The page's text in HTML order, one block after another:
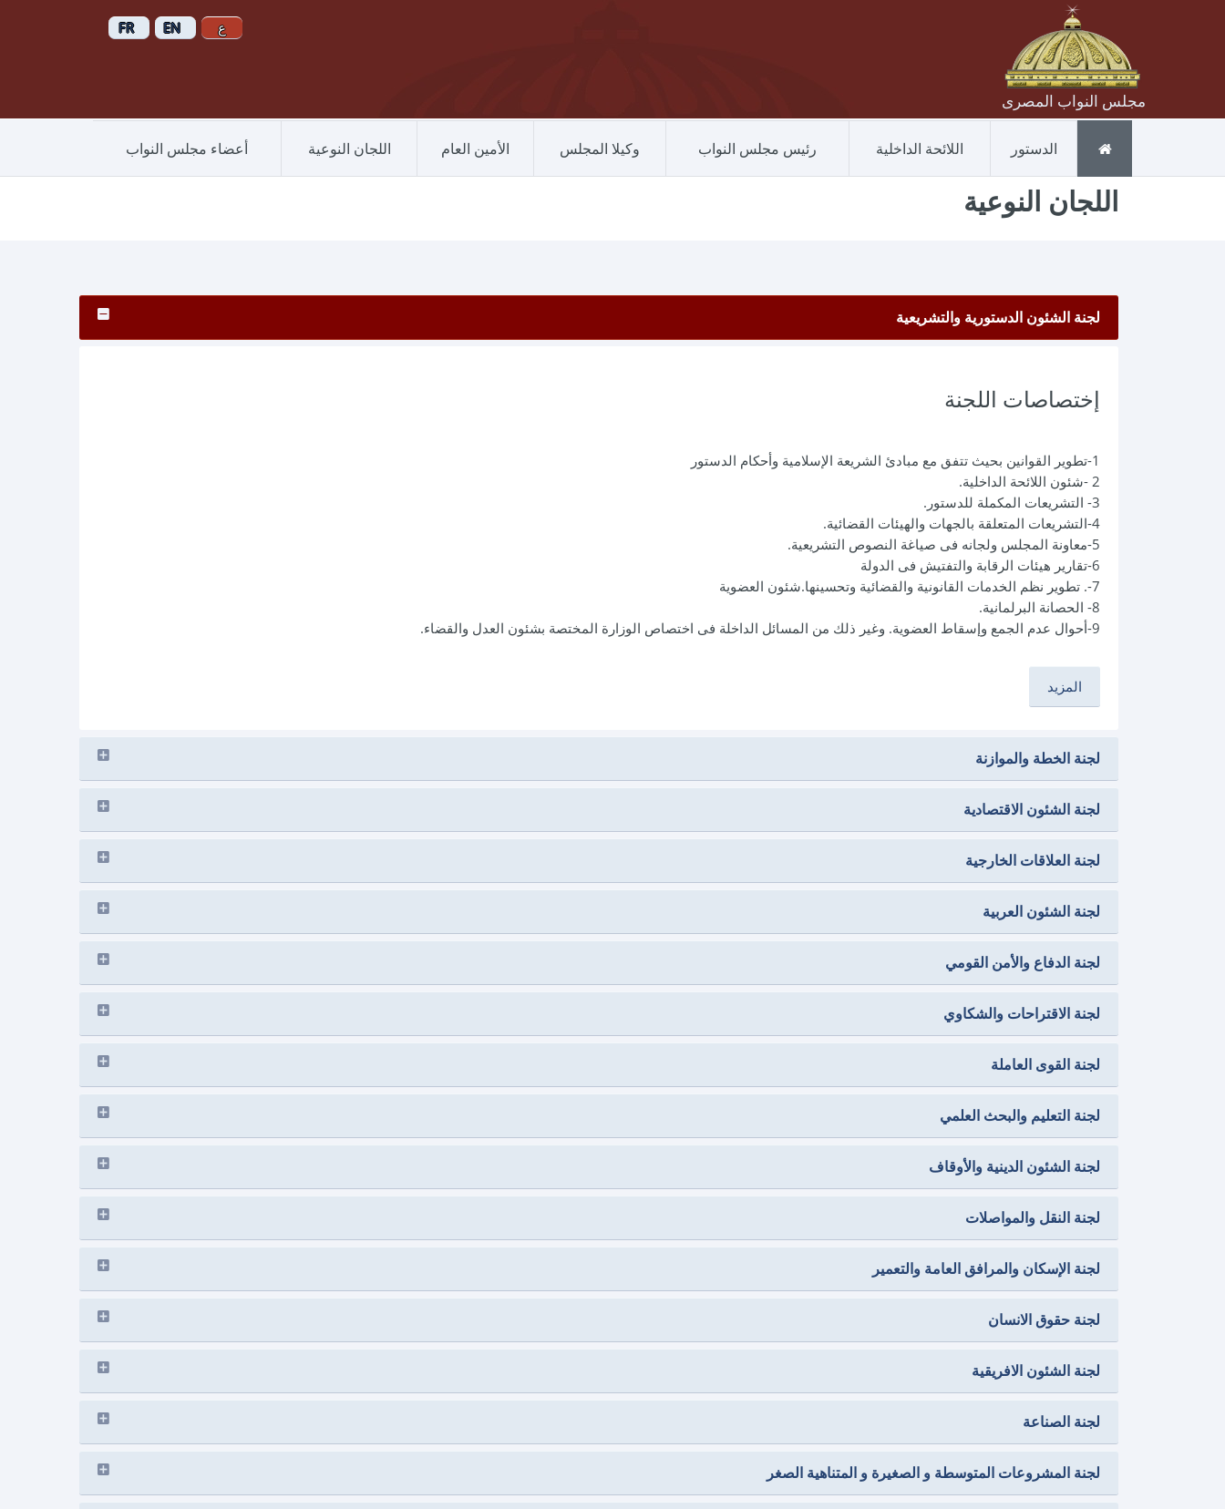
مجلس النواب المصرى
الدستور اللائحة الداخلية رئيس مجلس النواب وكيلا المجلس الأمين العام اللجان النوعية أعضاء مجلس النواب
اللجان النوعية
لجنة الشئون الدستورية والتشريعية
إختصاصات اللجنة
1-تطوير القوانين بحيث تتفق مع مبادئ الشريعة الإسلامية وأحكام الدستور
2 -شئون اللائحة الداخلية.
3- التشريعات المكملة للدستور.
4-التشريعات المتعلقة بالجهات والهيئات القضائية.
5-معاونة المجلس ولجانه فى صياغة النصوص التشريعية.
6-تقارير هيئات الرقابة والتفتيش فى الدولة
7-. تطوير نظم الخدمات القانونية والقضائية وتحسينها.شئون العضوية
8- الحصانة البرلمانية.
9-أحوال عدم الجمع وإسقاط العضوية. وغير ذلك من المسائل الداخلة فى اختصاص الوزارة المختصة بشئون العدل والقضاء.
لجنة الخطة والموازنة
لجنة الشئون الاقتصادية
لجنة العلاقات الخارجية
لجنة الشئون العربية
لجنة الدفاع والأمن القومي
لجنة الاقتراحات والشكاوي
لجنة القوى العاملة
لجنة التعليم والبحث العلمي
لجنة الشئون الدينية والأوقاف
لجنة النقل والمواصلات
لجنة الإسكان والمرافق العامة والتعمير
لجنة حقوق الانسان
لجنة الشئون الافريقية
لجنة الصناعة
لجنة المشروعات المتوسطة و الصغيرة و المتناهية الصغر